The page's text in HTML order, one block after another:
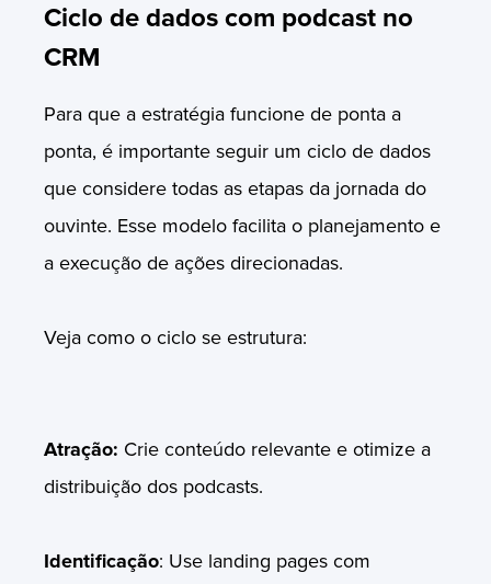
Ciclo de dados com podcast no
CRM
Para que a estratégia funcione de ponta a
ponta, é importante seguir um ciclo de dados
que considere todas as etapas da jornada do
ouvinte. Esse modelo facilita o planejamento e
a execução de ações direcionadas.
Veja como o ciclo se estrutura:
Atração: Crie conteúdo relevante e otimize a
distribuição dos podcasts.
Identificação: Use landing pages com